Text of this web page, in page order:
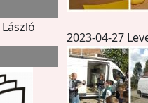
László
2023-04-27